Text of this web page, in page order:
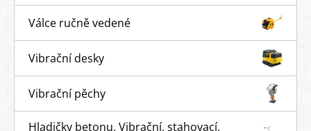
Válce ručně vedené
Vibrační desky
Vibrační pěchy
Hladičky betonu, Vibrační, stahovací,